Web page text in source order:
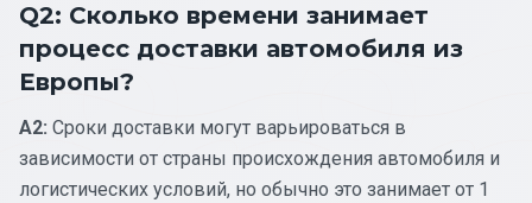
Q2: Сколько времени занимает
процесс доставки автомобиля из
Европы?
A2: Сроки доставки могут варьироваться в
зависимости от страны происхождения автомобиля и
логистических условий, но обычно это занимает от 1